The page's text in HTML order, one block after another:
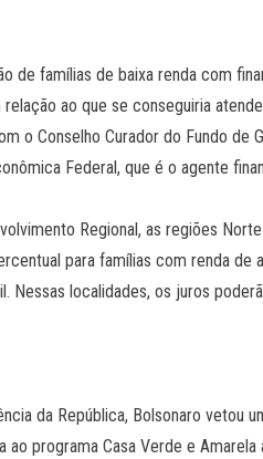
de famílias de baixa renda com
ao que se conseguiria
o Conselho Curador do Fundo de
Federal, que é o agente
Regional, as regiões
para famílias com renda de
Nessas localidades, os juros
da República, Bolsonaro vetou
ao programa Casa Verde e